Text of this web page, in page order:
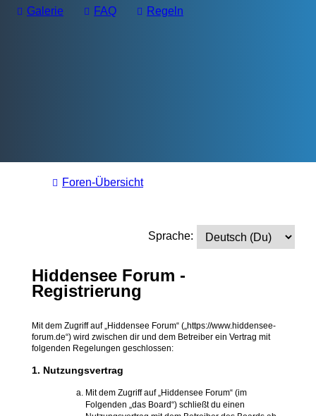
Galerie FAQ Regeln
Foren-Übersicht
Sprache:
Hiddensee Forum -
Registrierung
Mit dem Zugriff auf „Hiddensee Forum“ („https://www.hiddensee-
forum.de“) wird zwischen dir und dem Betreiber ein Vertrag mit
folgenden Regelungen geschlossen:
1. Nutzungsvertrag
Mit dem Zugriff auf „Hiddensee Forum“ (im
Folgenden „das Board“) schließt du einen